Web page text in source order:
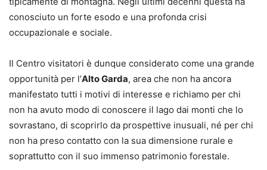
conosciuto un forte esodo e una profonda crisi
occupazionale e sociale.
Il Centro visitatori è dunque considerato come una grande
opportunità per l’Alto Garda, area che non ha ancora
manifestato tutti i motivi di interesse e richiamo per chi
non ha avuto modo di conoscere il lago dai monti che lo
sovrastano, di scoprirlo da prospettive inusuali, né per chi
non ha preso contatto con la sua dimensione rurale e
soprattutto con il suo immenso patrimonio forestale.